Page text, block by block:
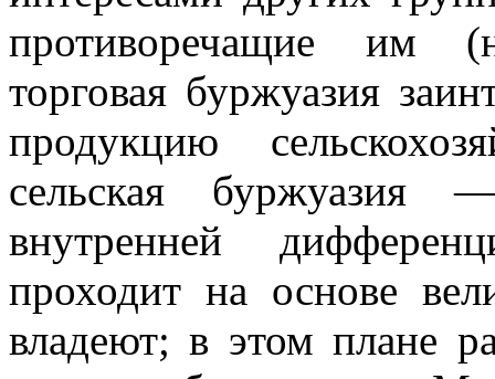
противоречащие им
торговая буржуазия
продукцию
сельская буржуазия
внутренней
проходит на основе
владеют; в этом плане